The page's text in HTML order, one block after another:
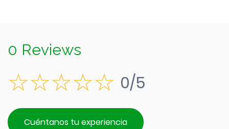
0 Reviews
0/5
Cuéntanos tu experiencia